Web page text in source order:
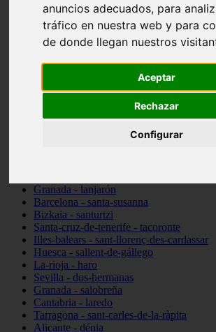
anuncios adecuados, para
tráfico en nuestra web y para
de donde llegan nuestros
Aceptar
Rechazar
Configurar
Córdoba - almedinilla
Navarra - zangoza
Cantabria - arenas-de-iguña
Barcelona - la-pobla-de-lillet
Murcia - cartagena
Madrid - nuevo-baztán
Granada - lanjarón
Barcelona - santa-susanna
Bizkaia - santurtzi
Santa-cruz-de-tenerife - tacoronte
Illes-balears - sant-llorenç-des-cardassar
Huesca - sallent-de-gállego
La-rioja - haro
Sevilla - dos-hermanas
Granada - salobreña
Cantabria - laredo
Tarragona - sant-carles-de-la-ràpita
Alicante - dénia